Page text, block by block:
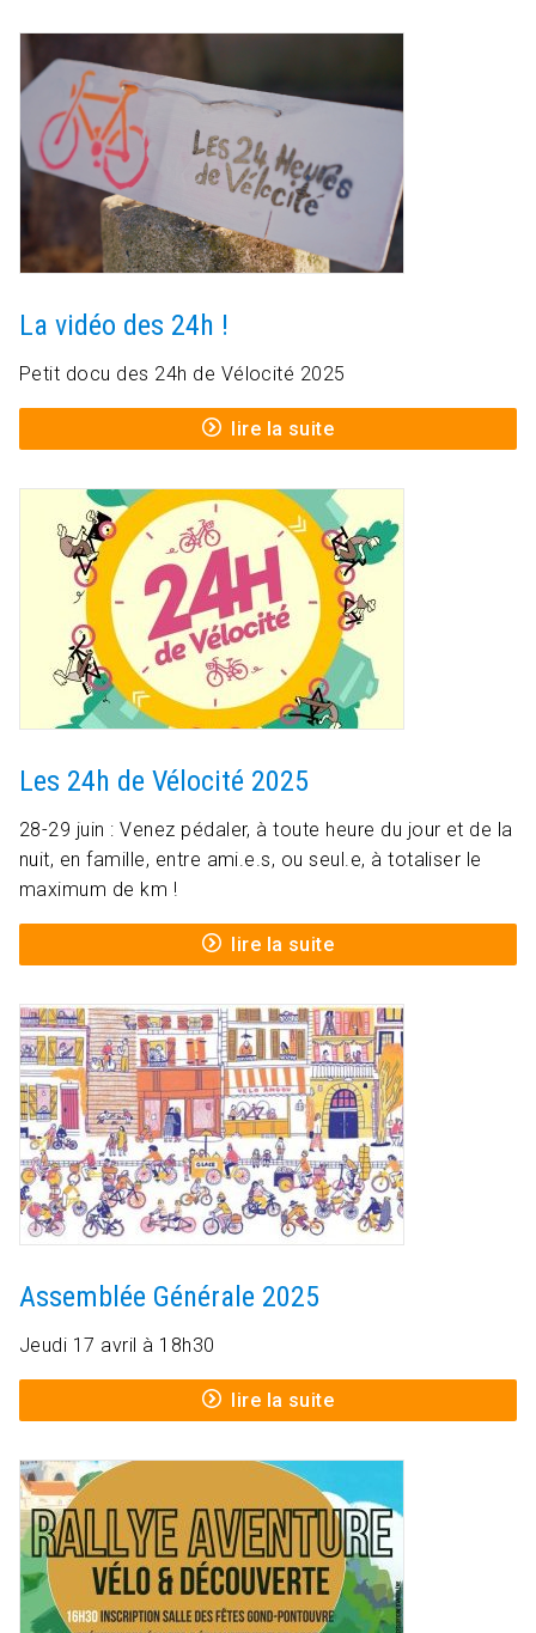
La vidéo des 24h !
Petit docu des 24h de Vélocité 2025
lire la suite
Les 24h de Vélocité 2025
28-29 juin : Venez pédaler, à toute heure du jour et de la
nuit, en famille, entre ami.e.s, ou seul.e, à totaliser le
maximum de km !
lire la suite
Assemblée Générale 2025
Jeudi 17 avril à 18h30
lire la suite